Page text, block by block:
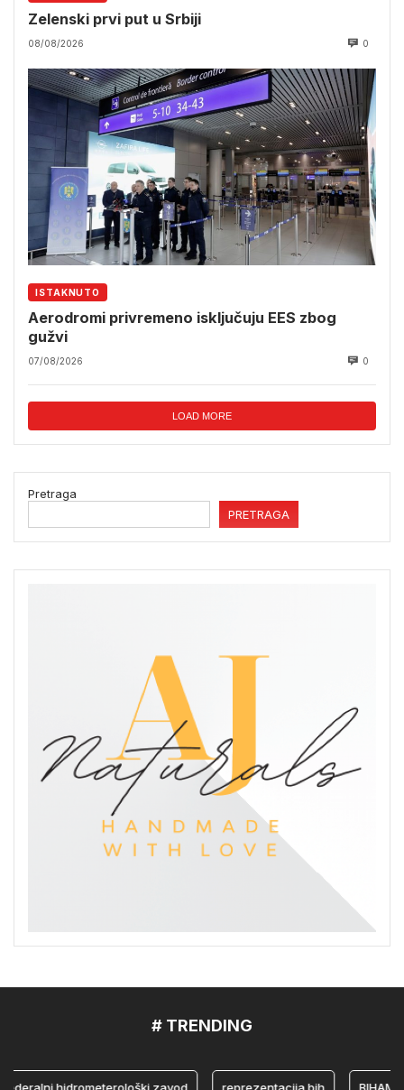
Zelenski prvi put u Srbiji
08/08/2026 0
ISTAKNUTO
Aerodromi privremeno isključuju EES zbog
gužvi
07/08/2026 0
LOAD MORE
Pretraga
PRETRAGA
# TRENDING